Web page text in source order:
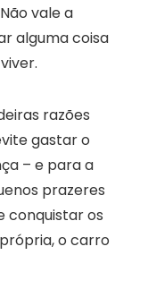
vale a
alguma coisa
razões
gastar o
– e para a
prazeres
conquistar os
o carro